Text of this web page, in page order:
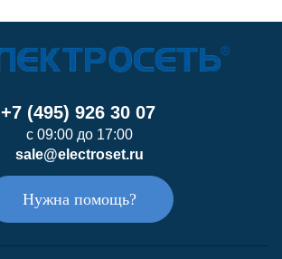
+7 (495) 926 30 07
с 09:00 до 17:00
sale@electroset.ru
Нужна помощь?